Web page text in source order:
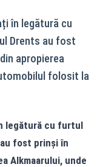
în legătură cu
Drents au fost
apropierea
folosit la
legătură cu furtul
fost prinși în
Alkmaarului, unde